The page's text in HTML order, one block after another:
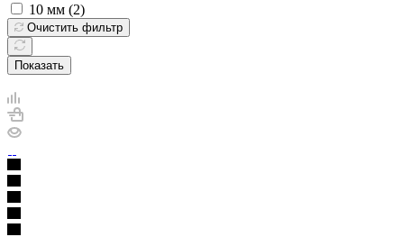
10 мм (2)
Очистить фильтр
Показать